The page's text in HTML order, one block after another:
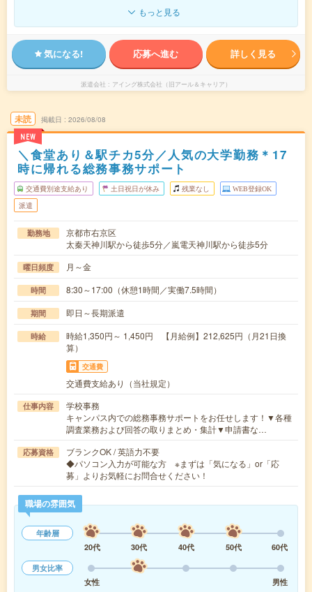
もっと見る
気になる! 応募へ進む 詳しく見る
派遣会社 アイング株式会社（旧アール＆キャリア）
未読
NEW
掲載日 2026/08/08
＼食堂あり＆駅チカ5分／人気の大学勤務＊17
時に帰れる総務事務サポート
交通費別途支給あり 土日祝日が休み 残業なし WEB登録OK
派遣
勤務地
京都市右京区
太秦天神川駅から徒歩5分／嵐電天神川駅から徒歩5分
曜日頻度 月～金
時間 8:30～17:00（休憩1時間／実働7.5時間）
期間 即日～長期派遣
時給
時給1,350円～ 1,450円 【月給例】212,625円（月21日換
算）
交通費
交通費支給あり（当社規定）
仕事内容
学校事務
キャンパス内での総務事務サポートをお任せします！▼各種
調査業務および回答の取りまとめ・集計▼申請書な…
応募資格
ブランクOK / 英語力不要
◆パソコン入力が可能な方 ※まずは「気になる」or「応
募」よりお気軽にお問合せください！
職場の雰囲気
年齢層
20代
30代 40代 50代
60代
男女比率
女性
男性